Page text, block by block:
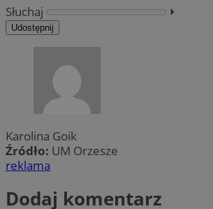
Słuchaj
⏵︎
Udostępnij
Karolina Goik
Źródło: UM Orzesze
reklama
Dodaj komentarz